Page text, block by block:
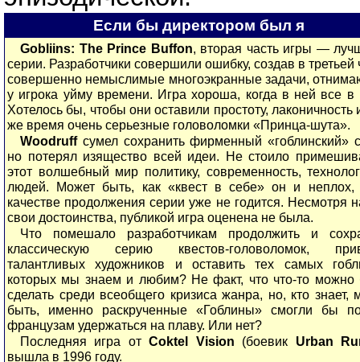
Если бы директором был я
Gobliins: The Prince Buffon, вторая часть игры —
серии. Разработчики совершили ошибку, создав в третьей
совершенно немыслимые многоэкранные задачи,
у игрока уйму времени. Игра хороша, когда в ней все в
Хотелось бы, чтобы они оставили простоту, лаконичность
же время очень серьезные головоломки «Принца-шута».
Woodruffсумел сохранить фирменный «гоблинский»
но потерял изящество всей идеи. Не стоило
этот волшебный мир политику, современность,
людей. Может быть, как «квест в себе» он и
качестве продолжения серии уже не годится. Несмотря
свои достоинства, публикой игра оценена не была.
Что помешало разработчикам продолжить и
классическую серию квестов-головоломок,
талантливых художников и оставить тех самых
которых мы знаем и любим? Не факт, что что-то можно
сделать среди всеобщего кризиса жанра, но, кто знает,
быть, именно раскрученные «Гоблины» смогли бы
французам удержаться на плаву. Или нет?
Последняя игра отCoktel Vision (боевик Urban
вышла в 1996 году.